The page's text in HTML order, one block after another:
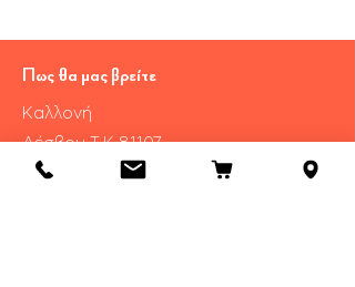
Πως θα μας βρείτε
Καλλονή
​Λέσβου Τ.Κ 81107